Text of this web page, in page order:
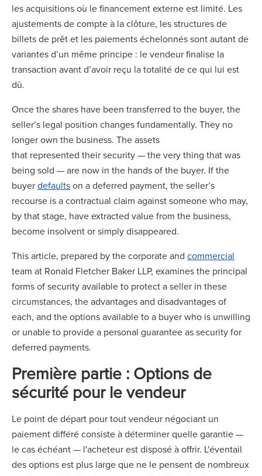
les acquisitions où le financement externe est limité. Les
ajustements de compte à la clôture, les structures de
billets de prêt et les paiements échelonnés sont autant de
variantes d’un même principe : le vendeur finalise la
transaction avant d’avoir reçu la totalité de ce qui lui est
dû.
Once the shares have been transferred to the buyer, the
seller’s legal position changes fundamentally. They no
longer own the business. The assets
that represented their security — the very thing that was
being sold — are now in the hands of the buyer. If the
buyerdefaultson a deferred payment, the seller’s
recourse is a contractual claim against someone who may,
by that stage, have extracted value from the business,
become insolvent or simply disappeared.
This article, prepared by the corporate and commercial
team at Ronald Fletcher Baker LLP, examines the principal
forms of security available to protect a seller in these
circumstances, the advantages and disadvantages of
each, and the options available to a buyer who is unwilling
or unable to provide a personal guarantee as security for
deferred payments.
Première partie : Options de
sécurité pour le vendeur
Le point de départ pour tout vendeur négociant un
paiement différé consiste à déterminer quelle garantie —
le cas échéant — l'acheteur est disposé à offrir. L'éventail
des options est plus large que ne le pensent de nombreux